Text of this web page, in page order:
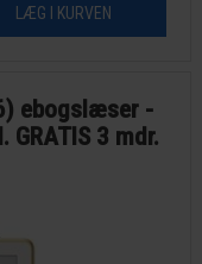
ebogslæser -
GRATIS 3 mdr.